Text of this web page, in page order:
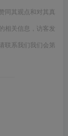
同其观点和对其真
相关信息，访客发
联系我们我们会第